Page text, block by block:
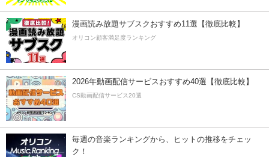
漫画読み放題サブスクおすすめ11選【徹底比較】
オリコン顧客満足度ランキング
2026年動画配信サービスおすすめ40選【徹底比較】
CS動画配信サービス20選
毎週の音楽ランキングから、ヒットの推移をチェッ
ク！